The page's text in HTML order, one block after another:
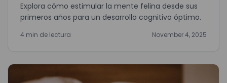
Explora cómo estimular la mente felina desde sus
primeros años para un desarrollo cognitivo óptimo.
4 min de lectura November 4, 2025